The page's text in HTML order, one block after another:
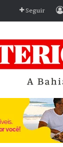
Seguir